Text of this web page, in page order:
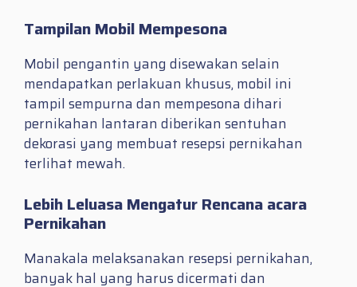
Tampilan Mobil Mempesona
Mobil pengantin yang disewakan selain
mendapatkan perlakuan khusus, mobil ini
tampil sempurna dan mempesona dihari
pernikahan lantaran diberikan sentuhan
dekorasi yang membuat resepsi pernikahan
terlihat mewah.
Lebih Leluasa Mengatur Rencana acara
Pernikahan
Manakala melaksanakan resepsi pernikahan,
banyak hal yang harus dicermati dan